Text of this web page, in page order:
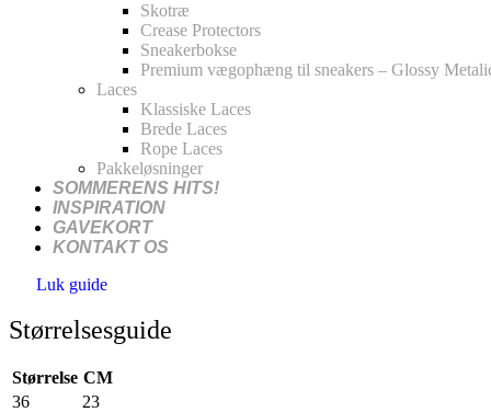
Skotræ
Crease Protectors
Sneakerbokse
Premium vægophæng til sneakers – Glossy
Laces
Klassiske Laces
Brede Laces
Rope Laces
Pakkeløsninger
SOMMERENS HITS!
INSPIRATION
GAVEKORT
KONTAKT OS
Luk guide
Størrelsesguide
Størrelse CM
36
23